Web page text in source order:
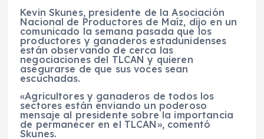
Kevin Skunes, presidente de la Asociación
Nacional de Productores de Maíz, dijo en un
comunicado la semana pasada que los
productores y ganaderos estadunidenses
están observando de cerca las
negociaciones del TLCAN y quieren
asegurarse de que sus voces sean
escuchadas.
«Agricultores y ganaderos de todos los
sectores están enviando un poderoso
mensaje al presidente sobre la importancia
de permanecer en el TLCAN», comentó
Skunes.